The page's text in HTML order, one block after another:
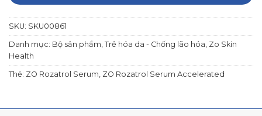
SKU: SKU00861
Danh mục: Bộ sản phẩm, Trẻ hóa da - Chống lão hóa, Zo Skin
Health
Thẻ: ZO Rozatrol Serum, ZO Rozatrol Serum Accelerated